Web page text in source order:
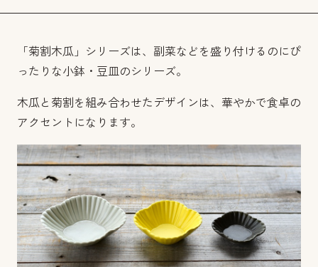
「菊割木瓜」シリーズは、副菜などを盛り付けるのにぴ
ったりな小鉢・豆皿のシリーズ。
木瓜と菊割を組み合わせたデザインは、華やかで食卓の
アクセントになります。